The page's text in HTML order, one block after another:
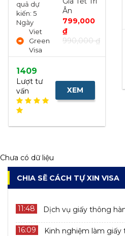
quả dự
kiến: 5
Ngày
Viet
Green
Visa
Ân
799,000
₫
990,000 ₫
1409
Lượt tư
vấn
XEM
Chưa có dữ liệu
CHIA SẼ CÁCH TỰ XIN VISA
11:48 Dịch vụ giấy thông
16:09
Kinh nghiệm làm